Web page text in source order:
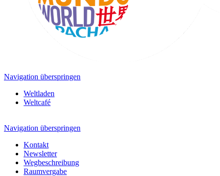
Navigation überspringen
Weltladen
Weltcafé
Navigation überspringen
Kontakt
Newsletter
Wegbeschreibung
Raumvergabe